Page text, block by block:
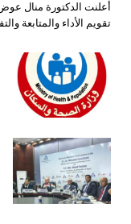
أعلنت الدكتورة منال عوض،
تقويم الأداء والمتابعة